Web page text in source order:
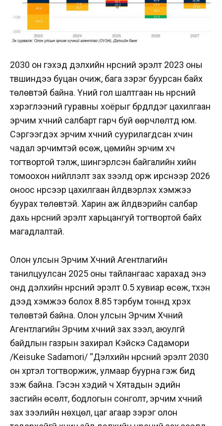
2030 он гэхэд дэлхийн нүүрсний эрэлт 2023 оны
түвшиндээ буцан очиж, бага зэрэг буурсан байх
төлөвтэй байна. Үүний гол шалтгаан нь нүүрсний
хэрэглээний гуравны хоёрыг бүрдүүлдэг цахилгаан
эрчим хүчний салбарт гарч буй өөрчлөлтүүд юм.
Сэргээгдэх эрчим хүчний суурилагдсан хүчин
чадал эрчимтэй өсөж, цөмийн эрчим хүч
тогтвортой тэлж, шингэрүүлсэн байгалийн хийн
томоохон нийлүүлэлт зах зээлд орж ирснээр 2026
оноос нүүрсээр цахилгаан үйлдвэрлэх хэмжээ
буурах төлөвтэй. Харин аж үйлдвэрийн салбар
дахь нүүрсний эрэлт харьцангуй тогтвортой байх
магадлалтай.
Олон улсын Эрчим Хүчний Агентлагийн
танилцуулсан 2025 оны тайлангаас харахад энэ
онд дэлхийн нүүрсний эрэлт 0.5 хувиар өсөж, түүхэн
дээд хэмжээ болох 8.85 тэрбум тоннд хүрэх
төлөвтэй байна. Олон улсын Эрчим Хүчний
Агентлагийн Эрчим хүчний зах зээл, аюулгүй
байдлын газрын захирал Кэйсүкэ Садамори
/Keisuke Sadamori/ “Дэлхийн нүүрсний эрэлт 2030
он хүртэл тогтворжиж, улмаар буурна гэж бид
үзэж байна. Гэсэн хэдий ч Хятадын эдийн
засгийн өсөлт, бодлогын сонголт, эрчим хүчний
зах зээлийн нөхцөл, цаг агаар зэрэг олон